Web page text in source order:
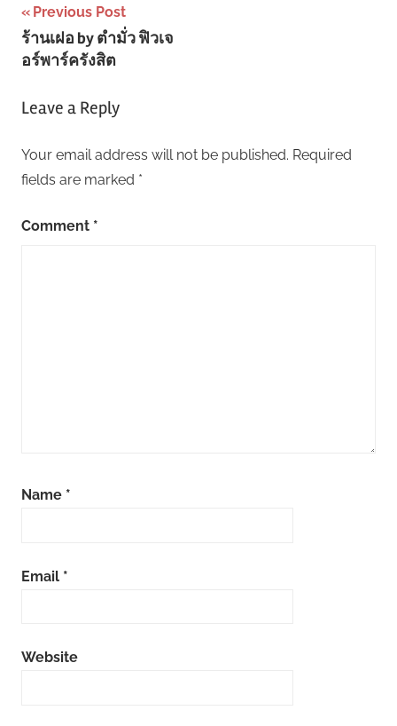
Post
navigation
Previous Post
ร้านเฝอ by ตำมั่ว ฟิวเจ
อร์พาร์ครังสิต
Leave a Reply
Your email address will not be published. Required
fields are marked *
Comment *
Name *
Email *
Website